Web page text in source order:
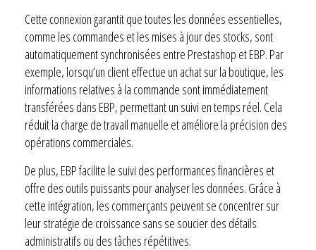
Cette connexion garantit que toutes les données essentielles,
comme les commandes et les mises à jour des stocks, sont
automatiquement synchronisées entre Prestashop et EBP. Par
exemple, lorsqu’un client effectue un achat sur la boutique, les
informations relatives à la commande sont immédiatement
transférées dans EBP, permettant un suivi en temps réel. Cela
réduit la charge de travail manuelle et améliore la précision des
opérations commerciales.
De plus, EBP facilite le suivi des performances financières et
offre des outils puissants pour analyser les données. Grâce à
cette intégration, les commerçants peuvent se concentrer sur
leur stratégie de croissance sans se soucier des détails
administratifs ou des tâches répétitives.